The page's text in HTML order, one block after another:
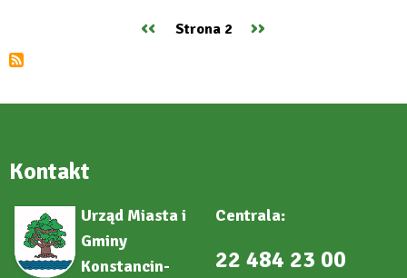
Poprzednia
‹‹ Strona 2
Następna
››
Kontakt
Urząd Miasta i
Gminy
Konstancin-
Centrala:
22 484 23 00